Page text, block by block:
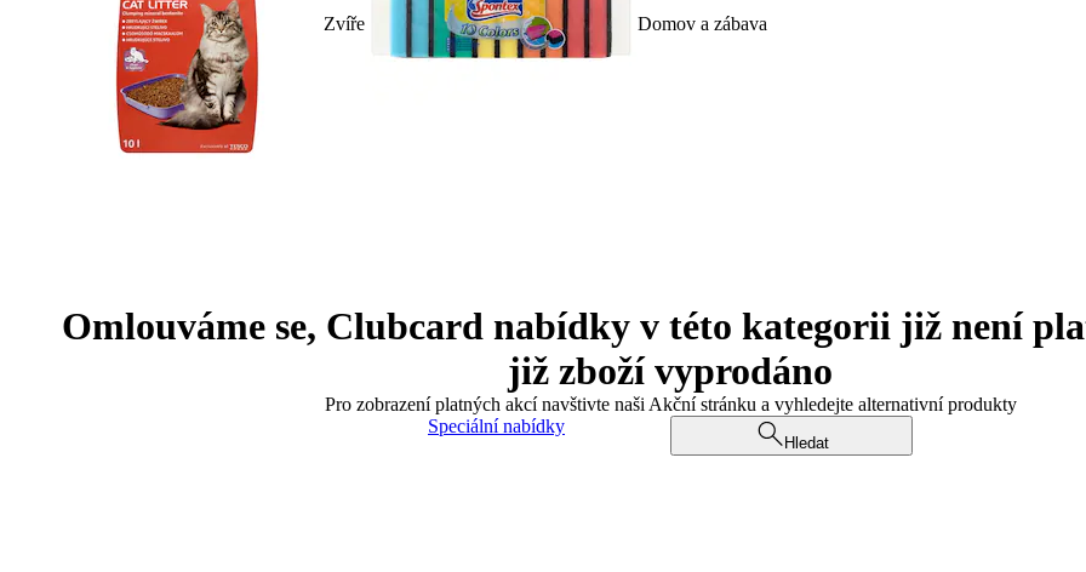
Zvíře Domov a zábava
Omlouváme se, Clubcard nabídky v této kategorii již není
již zboží vyprodáno
Pro zobrazení platných akcí navštivte naši Akční stránku a vyhledejte alternativní produkty
Speciální nabídky
Hledat